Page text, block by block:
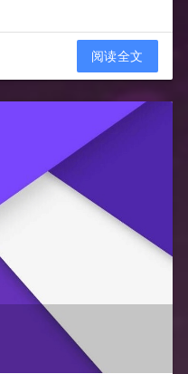
阅读全文